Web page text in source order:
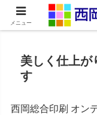
ネッ
美しく仕上が
す
西岡総合印刷 オン
メニュー